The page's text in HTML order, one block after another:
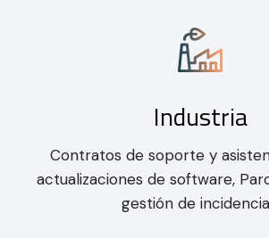
Industria
Contratos de soporte y
actualizaciones de software,
gestión de